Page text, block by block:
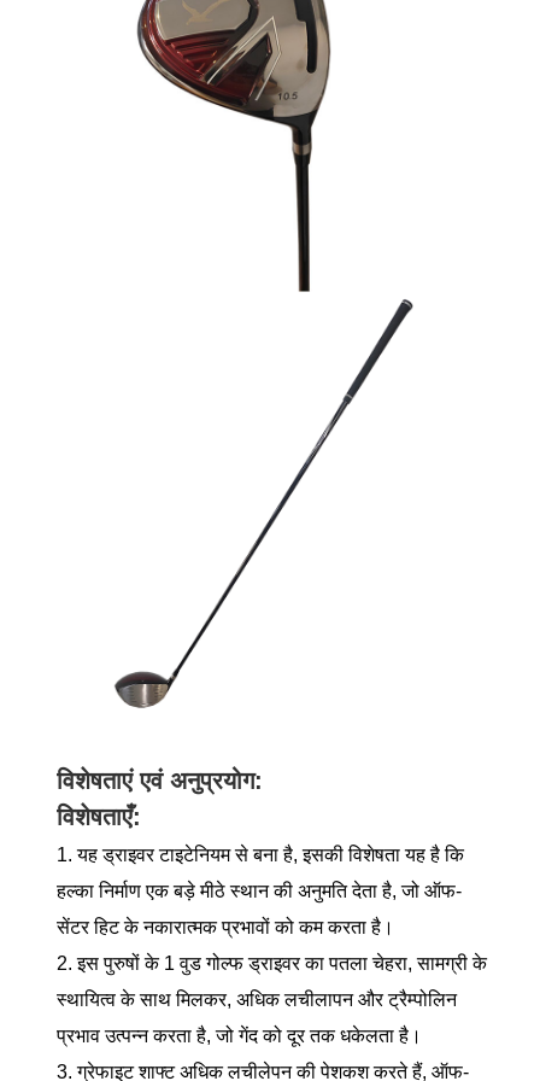
विशेषताएं एवं अनुप्रयोग:
विशेषताएँ:
1. यह ड्राइवर टाइटेनियम से बना है, इसकी विशेषता यह है कि
हल्का निर्माण एक बड़े मीठे स्थान की अनुमति देता है, जो ऑफ-
सेंटर हिट के नकारात्मक प्रभावों को कम करता है।
2. इस पुरुषों के 1 वुड गोल्फ ड्राइवर का पतला चेहरा, सामग्री के
स्थायित्व के साथ मिलकर, अधिक लचीलापन और ट्रैम्पोलिन
प्रभाव उत्पन्न करता है, जो गेंद को दूर तक धकेलता है।
3. ग्रेफाइट शाफ्ट अधिक लचीलेपन की पेशकश करते हैं, ऑफ-